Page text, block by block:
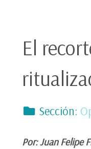
El
Sección:
Por: Juan Felipe